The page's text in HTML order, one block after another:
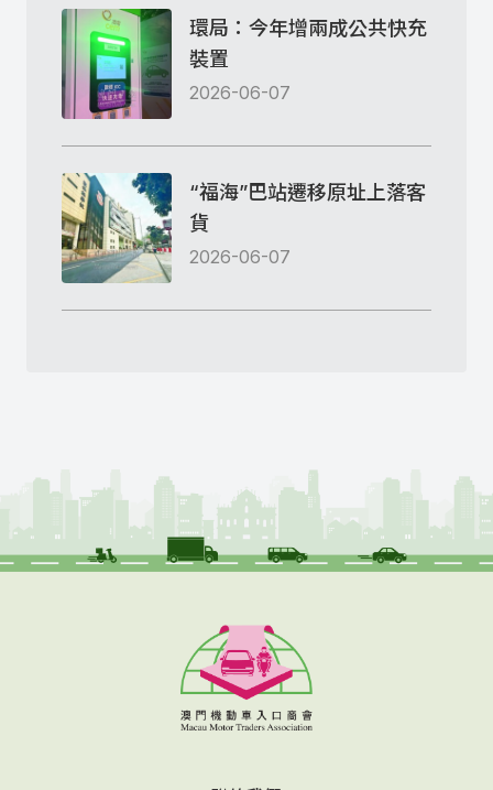
環局：今年增兩成公共快充
裝置
2026-06-07
“福海”巴站遷移原址上落客
貨
2026-06-07